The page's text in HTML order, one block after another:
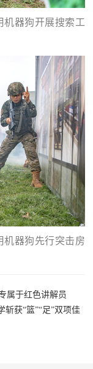
机器狗开展搜索工
机器狗先行突击房
属于红色讲解员
斩获“篮”“足”双项佳